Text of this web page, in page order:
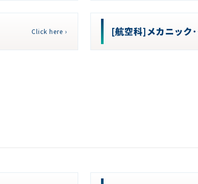
Click here › [航空科]メカニック